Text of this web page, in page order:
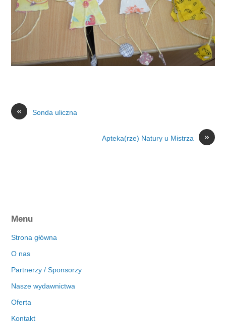
« Sonda uliczna
»
Apteka(rze) Natury u Mistrza
Menu
Strona główna
O nas
Partnerzy / Sponsorzy
Nasze wydawnictwa
Oferta
Kontakt